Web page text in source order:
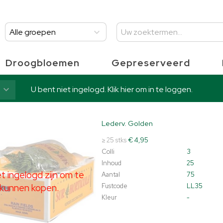
Alle groepen
Droogbloemen Gepreserveerd
U bent niet ingelogd. Klik hier om in te loggen.
ingelogd zijn om te
kunnen kopen.
Lederv. Golden
≥ 25 stks€ 4,95
Colli
3
Inhoud
25
Aantal
75
Fustcode
LL35
Kleur
-
ingelogd zijn om te kunnen kopen.Klik hier om in te loggen.